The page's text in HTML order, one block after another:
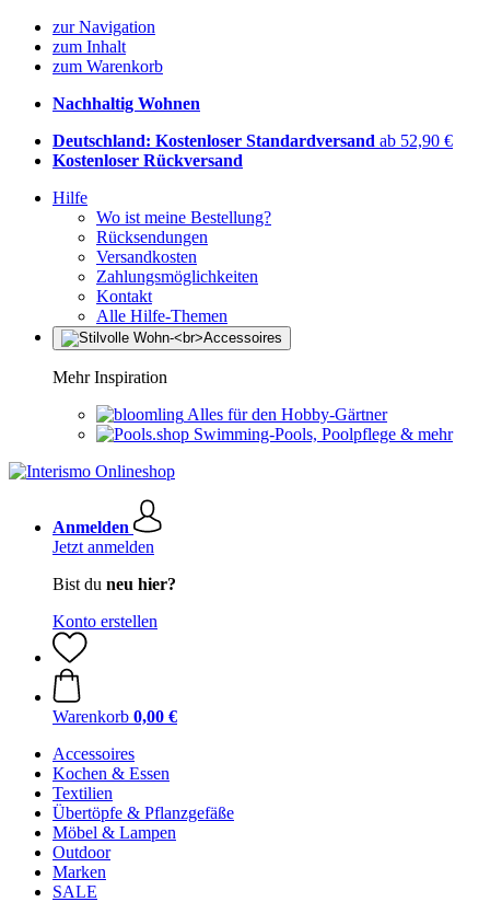
zur Navigation
zum Inhalt
zum Warenkorb
Nachhaltig Wohnen
Deutschland: Kostenloser Standardversand ab 52,90 €
Kostenloser Rückversand
Hilfe
Wo ist meine Bestellung?
Rücksendungen
Versandkosten
Zahlungsmöglichkeiten
Kontakt
Alle Hilfe-Themen
Mehr Inspiration
Alles für den Hobby-Gärtner
Swimming-Pools, Poolpflege & mehr
Anmelden
Jetzt anmelden
Bist du neu hier?
Konto erstellen
Warenkorb 0,00 €
Accessoires
Kochen & Essen
Textilien
Übertöpfe & Pflanzgefäße
Möbel & Lampen
Outdoor
Marken
SALE